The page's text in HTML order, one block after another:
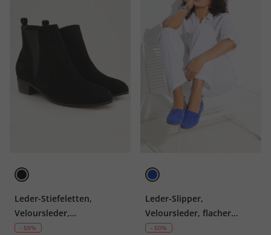
Leder-Stiefeletten,
Veloursleder,
Elastikeinsatz, Weite H
- 50%
Leder-Slipper,
Veloursleder, flacher
Absatz, Weite H
- 50%